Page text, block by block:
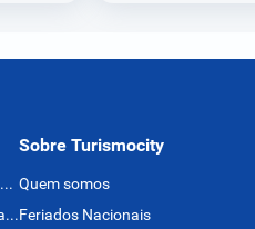
Passagens Aéreas baratas a partir de México
Passagens Aéreas baratas a partir de Panamá
Sobre Turismocity
Quem somos
Feriados Nacionais